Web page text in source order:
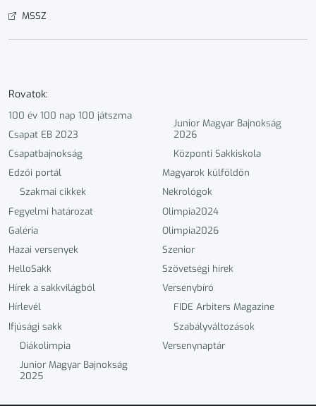
MSSZ
Rovatok:
100 év 100 nap 100 játszma
Csapat EB 2023
Csapatbajnokság
Edzői portál
Szakmai cikkek
Fegyelmi határozat
Galéria
Hazai versenyek
HelloSakk
Hírek a sakkvilágból
Hírlevél
Ifjúsági sakk
Diákolimpia
Junior Magyar Bajnokság
2025
Junior Magyar Bajnokság
2026
Központi Sakkiskola
Magyarok külföldön
Nekrológok
Olimpia2024
Olimpia2026
Szenior
Szövetségi hírek
Versenybíró
FIDE Arbiters Magazine
Szabályváltozások
Versenynaptár